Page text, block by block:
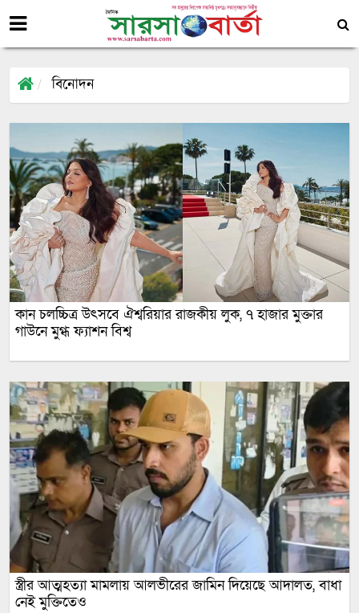
বিনোদন
কান চলচ্চিত্র উৎসবে ঐশ্বরিয়ার রাজকীয় লুক, ৭ হাজার মুক্তার
গাউনে মুগ্ধ ফ্যাশন বিশ্ব
স্ত্রীর আত্মহত্যা মামলায় আলভীরের জামিন দিয়েছে আদালত, বাধা
নেই মুক্তিতেও